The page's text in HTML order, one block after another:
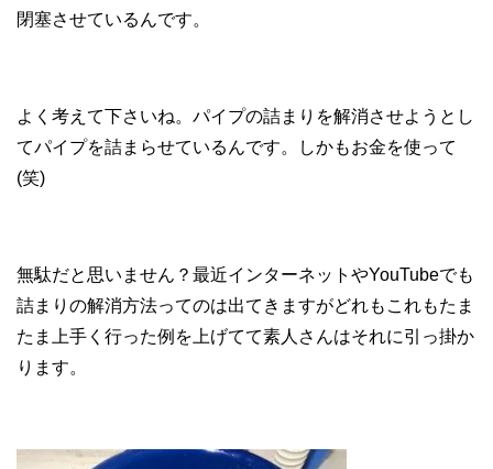
閉塞させているんです。
よく考えて下さいね。パイプの詰まりを解消させようとし
てパイプを詰まらせているんです。しかもお金を使って
(笑)
無駄だと思いません？最近インターネットやYouTubeでも
詰まりの解消方法ってのは出てきますがどれもこれもたま
たま上手く行った例を上げてて素人さんはそれに引っ掛か
ります。